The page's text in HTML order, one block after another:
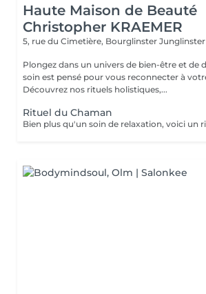
Haute Maison de Beauté
Christopher KRAEMER
5, rue du Cimetière, Bourglinster Junglinster
Plongez dans un univers de bien-être et de
soin est pensé pour vous reconnecter à
Découvrez nos rituels holistiques,...
Rituel du Chaman